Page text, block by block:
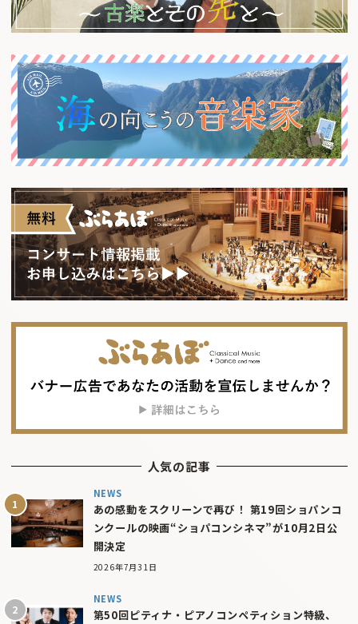
人気の記事
NEWS
あの感動をスクリーンで再び！ 第19回ショパンコ
ンクールの映画“ショパコンシネマ”が10月2日公
開決定
2026年7月31日
NEWS
第50回ピティナ・ピアノコンペティション特級、